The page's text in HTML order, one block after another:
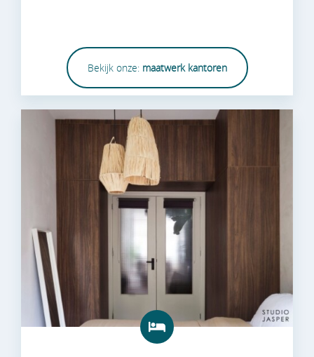
Bekijk onze: maatwerk kantoren